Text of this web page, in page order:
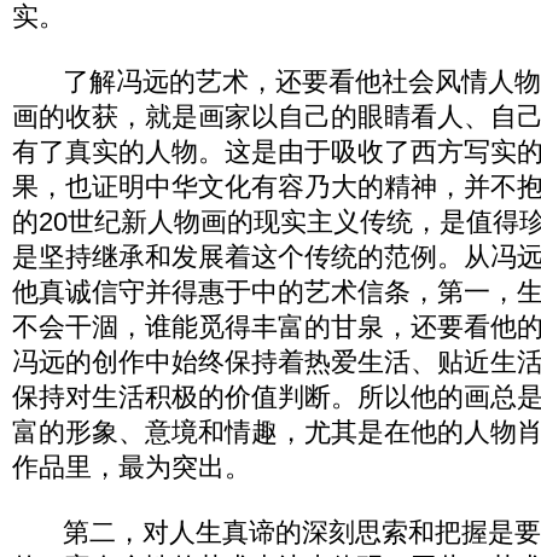
实。
了解冯远的艺术，还要看他社会风情人物
画的收获，就是画家以自己的眼睛看人、自
有了真实的人物。这是由于吸收了西方写实
果，也证明中华文化有容乃大的精神，并不
的20世纪新人物画的现实主义传统，是值得
是坚持继承和发展着这个传统的范例。从冯
他真诚信守并得惠于中的艺术信条，第一，
不会干涸，谁能觅得丰富的甘泉，还要看他
冯远的创作中始终保持着热爱生活、贴近生
保持对生活积极的价值判断。所以他的画总
富的形象、意境和情趣，尤其是在他的人物
作品里，最为突出。
第二，对人生真谛的深刻思索和把握是要